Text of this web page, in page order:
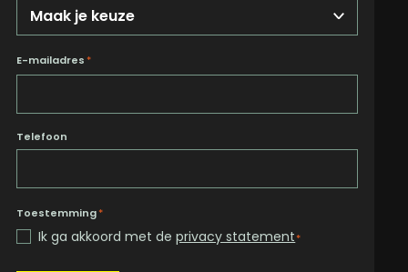
E-mailadres *
Telefoon
Toestemming*
Ik ga akkoord met deprivacy statement*